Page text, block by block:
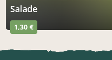
salade
1,30 €